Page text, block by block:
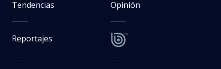
Tendencias Opinión
Reportajes